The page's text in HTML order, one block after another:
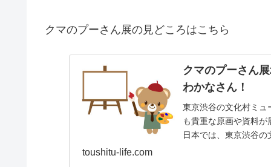
クマのプーさん展の見どころはこちら
クマのプーさん
わかなさん！
東京渋谷の文化村ミュ
も貴重な原画や資料
日本では、東京渋谷
toushitu-life.com